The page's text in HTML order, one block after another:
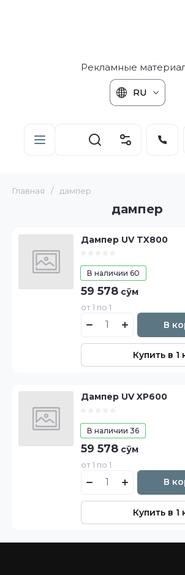
Рекламные
RU
Главная / дампер
дампер
Дампер UV TX800
В наличии 60
59 578 сўм
от 1 по 1
В
Купить в 1
Дампер UV XP600
В наличии 36
59 578 сўм
от 1 по 1
В
Купить в 1